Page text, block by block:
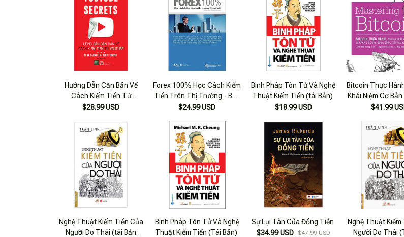
Hướng Dẫn Căn Bản Về
Cách Kiếm Tiền Từ
Youtube (tái Bản 2022)
$28.99 USD
Forex 100% Học Cách Kiếm
Tiền Trên Thị Trường - Bản
Quyền
$24.99 USD
Binh Pháp Tôn Tử Và Nghệ
Thuật Kiếm Tiền (tái Bản)
$18.99 USD
Bitcoin Thực
Khái Niệm Cơ
Sử Dụng Đúng
$41.99
Nghệ Thuật Kiếm Tiền Của
Người Do Thái (tái Bản
Binh Pháp Tôn Tử Và Nghệ
Thuật Kiếm Tiền (Tái Bản)
Sự Lụi Tàn Của Đồng Tiền
$34.99 USD $47.99 USD
Nghệ Thuật Kiếm
Người Do Thái